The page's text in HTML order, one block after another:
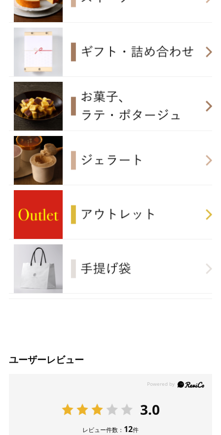
ユーザーレビュー
3.0
レビュー件数： 12件